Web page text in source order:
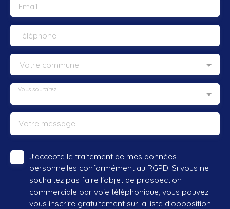
Email
Téléphone
Votre commune
-
Vous souhaitez
Votre message
J'accepte le traitement de mes données
personnelles conformément au RGPD. Si vous ne
souhaitez pas faire l'objet de prospection
commerciale par voie téléphonique, vous pouvez
vous inscrire gratuitement sur la liste d'opposition